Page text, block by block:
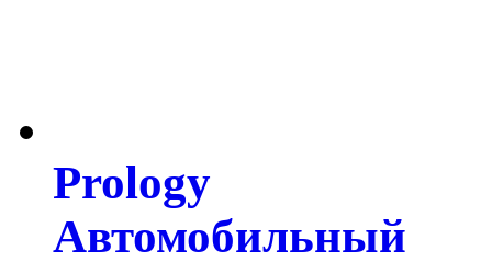
Prology
Автомобильный